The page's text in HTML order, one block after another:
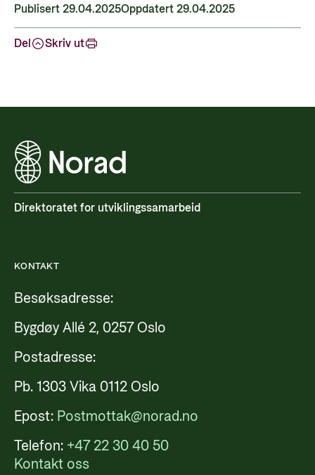
Publisert 29.04.2025Oppdatert 29.04.2025
Del Skriv ut
Direktoratet for utviklingssamarbeid
KONTAKT
Besøksadresse:
Bygdøy Allé 2, 0257 Oslo
Postadresse:
Pb. 1303 Vika 0112 Oslo
Epost: Postmottak@norad.no
Telefon: +47 22 30 40 50
Kontakt oss